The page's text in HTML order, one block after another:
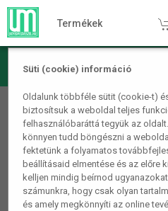
Süti (cookie) információ
Oldalunk többféle sütit (cookie-t)
biztosítsuk a weboldal teljes
felhasználóbaráttá tegyük az
könnyen tudd böngészni a
fektetünk a folyamatos
beállításaid elmentése és az előre
kelljen mindig beírnod
számunkra, hogy csak olyan
és amely megkönnyíti az online
Termékek
Barkács/Szerszám
Vezeték kötegelők,
1 2